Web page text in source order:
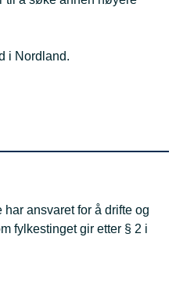
i Nordland.
ansvaret for å drifte og
fylkestinget gir etter § 2 i